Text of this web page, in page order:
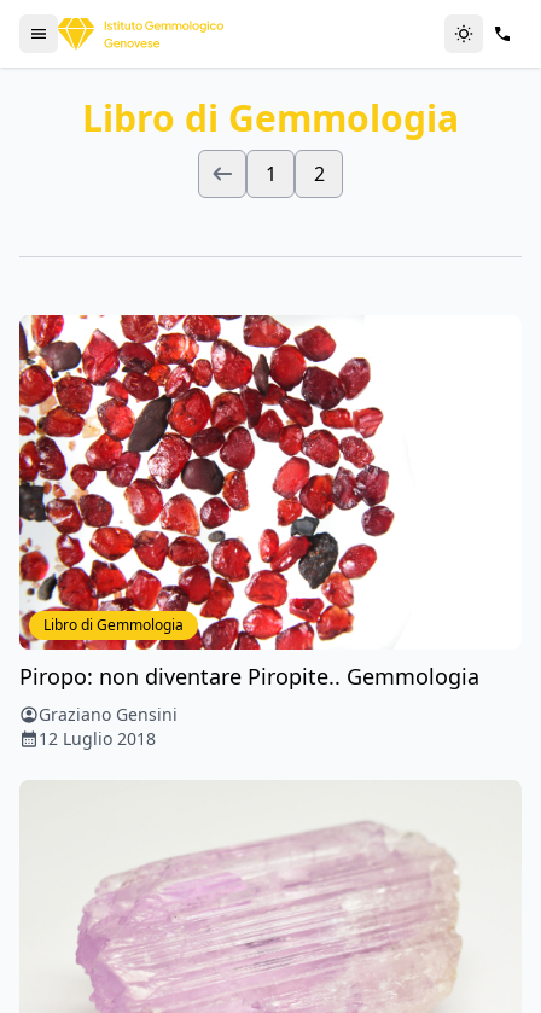
Libro di Gemmologia
1 2
Libro di Gemmologia
Piropo: non diventare Piropite.. Gemmologia
Graziano Gensini
12 Luglio 2018